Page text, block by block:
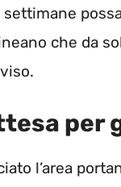
che da
per
l’area